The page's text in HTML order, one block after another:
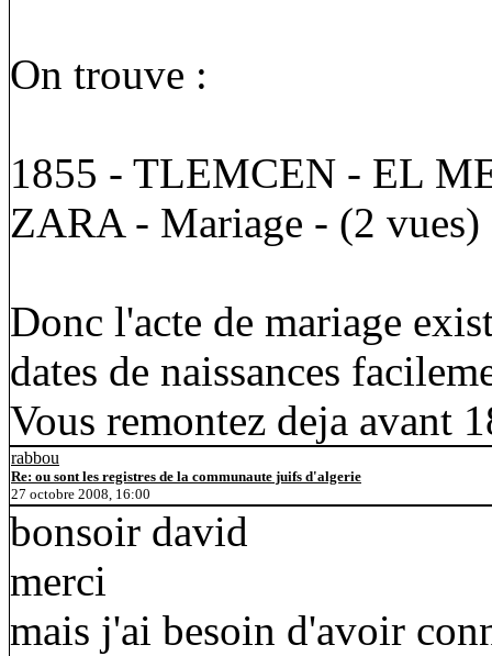
On trouve :
1855 - TLEMCEN - EL
ZARA - Mariage - (2 vues)
Donc l'acte de mariage
dates de naissances
Vous remontez deja avant
rabbou
Re: ou sont les registres de la communaute juifs d'algerie
27 octobre 2008, 16:00
bonsoir david
merci
mais j'ai besoin d'avoir